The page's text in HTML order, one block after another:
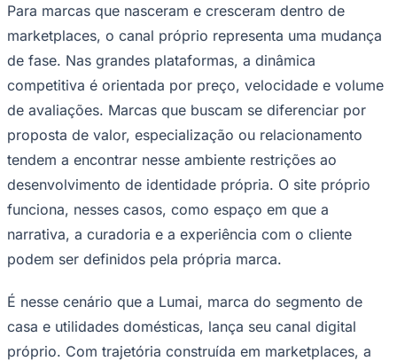
NFL
Fórmula 1
UFC
Tênis (ATP)
MLB
NHL
Atletismo
Vôlei
NBB
Brasileirão Série A
Brasileirão Série B
Paulistão
Copa do Brasil
Libertadores
Copa América
Champions League
Premier League
La Liga
Para marcas que nasceram e cresceram dentro de
marketplaces, o canal próprio representa uma mudança
de fase. Nas grandes plataformas, a dinâmica
competitiva é orientada por preço, velocidade e volume
de avaliações. Marcas que buscam se diferenciar por
proposta de valor, especialização ou relacionamento
tendem a encontrar nesse ambiente restrições ao
desenvolvimento de identidade própria. O site próprio
funciona, nesses casos, como espaço em que a
narrativa, a curadoria e a experiência com o cliente
podem ser definidos pela própria marca.
É nesse cenário que a Lumai, marca do segmento de
casa e utilidades domésticas, lança seu canal digital
próprio. Com trajetória construída em marketplaces, a